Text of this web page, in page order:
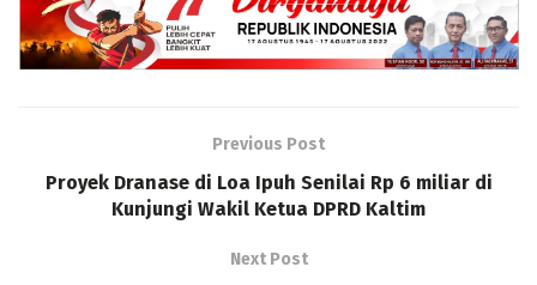
Previous Post
Proyek Dranase di Loa Ipuh Senilai Rp 6 miliar di
Kunjungi Wakil Ketua DPRD Kaltim
Next Post